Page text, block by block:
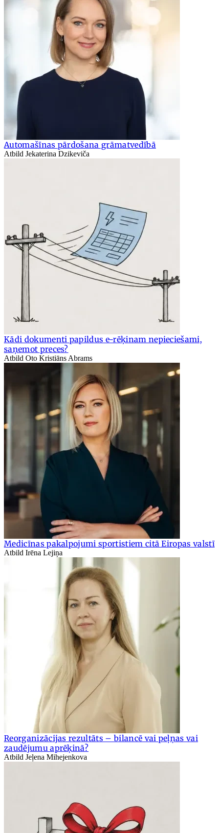
Automašīnas pārdošana grāmatvedībā
Atbild Jekaterina Dzikeviča
Kādi dokumenti papildus e-rēķinam nepieciešami,
saņemot preces?
Atbild Oto Kristiāns Abrams
Medicīnas pakalpojumi sportistiem citā Eiropas valstī
Atbild Irēna Lejiņa
Reorganizācijas rezultāts – bilancē vai peļņas vai
zaudējumu aprēķinā?
Atbild Jeļena Mihejenkova